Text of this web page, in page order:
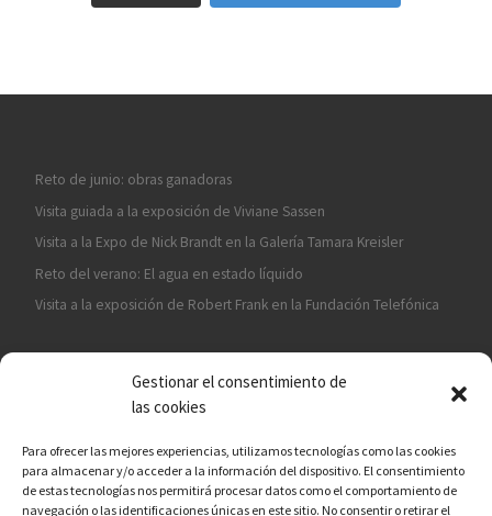
Gestionar el consentimiento de
las cookies
Para ofrecer las mejores experiencias, utilizamos tecnologías como las cookies
para almacenar y/o acceder a la información del dispositivo. El consentimiento
de estas tecnologías nos permitirá procesar datos como el comportamiento de
navegación o las identificaciones únicas en este sitio. No consentir o retirar el
Reto de junio: obras ganadoras
Visita guiada a la exposición de Viviane Sassen
Visita a la Expo de Nick Brandt en la Galería Tamara Kreisler
Reto del verano: El agua en estado líquido
Visita a la exposición de Robert Frank en la Fundación Telefónica
¡ASÓCIATE A CÁMARA EN MANO!